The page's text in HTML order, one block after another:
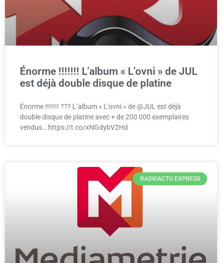
Énorme !!!!!!! L’album « L’ovni » de JUL
est déjà double disque de platine
Énorme !!!!!!! ??? L’album « L’ovni » de @JUL est déjà
double disque de platine avec + de 200 000 exemplaires
vendus… https://t.co/xNGdybV2Hd
RADIOACTU EXPRESS